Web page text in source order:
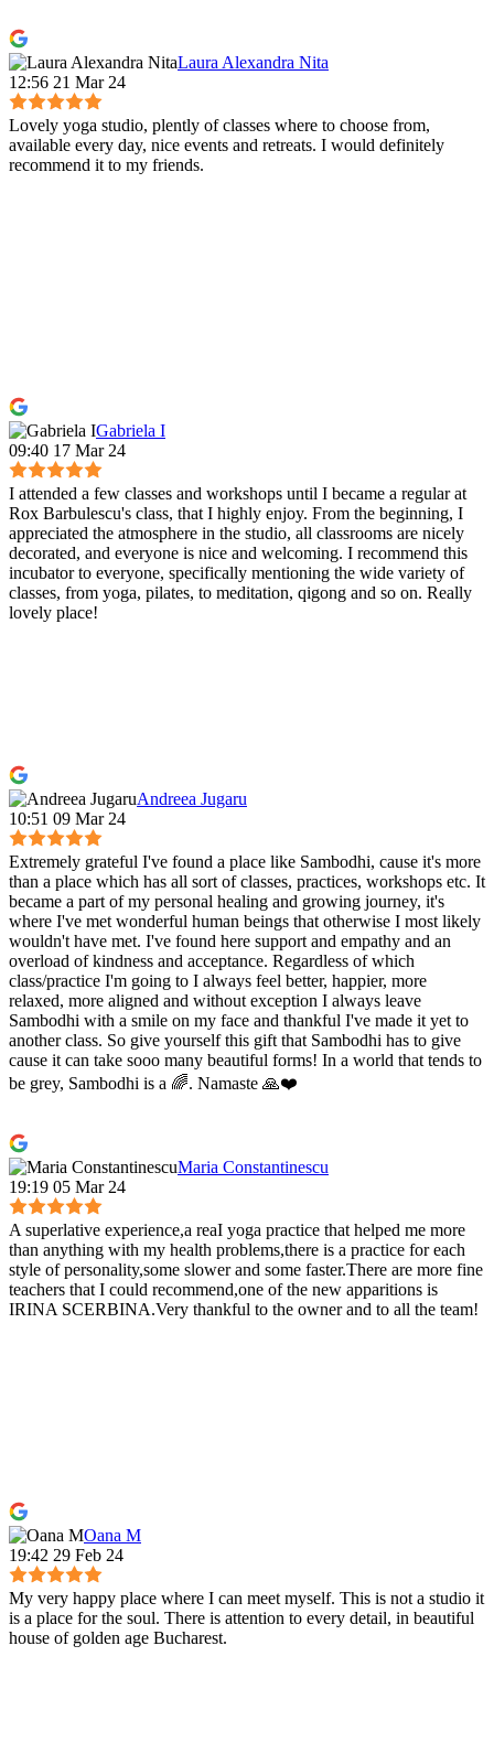
Laura Alexandra Nita
12:56 21 Mar 24
Lovely yoga studio, plently of classes where to choose from,
available every day, nice events and retreats. I would definitely
recommend it to my friends.
Gabriela I
09:40 17 Mar 24
I attended a few classes and workshops until I became a regular at
Rox Barbulescu's class, that I highly enjoy. From the beginning, I
appreciated the atmosphere in the studio, all classrooms are nicely
decorated, and everyone is nice and welcoming. I recommend this
incubator to everyone, specifically mentioning the wide variety of
classes, from yoga, pilates, to meditation, qigong and so on. Really
lovely place!
Andreea Jugaru
10:51 09 Mar 24
Extremely grateful I've found a place like Sambodhi, cause it's more
than a place which has all sort of classes, practices, workshops etc. It
became a part of my personal healing and growing journey, it's
where I've met wonderful human beings that otherwise I most likely
wouldn't have met. I've found here support and empathy and an
overload of kindness and acceptance. Regardless of which
class/practice I'm going to I always feel better, happier, more
relaxed, more aligned and without exception I always leave
Sambodhi with a smile on my face and thankful I've made it yet to
another class. So give yourself this gift that Sambodhi has to give
cause it can take sooo many beautiful forms! In a world that tends to
be grey, Sambodhi is a 🌈. Namaste 🙏❤️
Maria Constantinescu
19:19 05 Mar 24
A superlative experience,a reaI yoga practice that helped me more
than anything with my health problems,there is a practice for each
style of personality,some slower and some faster.There are more fine
teachers that I could recommend,one of the new apparitions is
IRINA SCERBINA.Very thankful to the owner and to all the team!
Oana M
19:42 29 Feb 24
My very happy place where I can meet myself. This is not a studio it
is a place for the soul. There is attention to every detail, in beautiful
house of golden age Bucharest.